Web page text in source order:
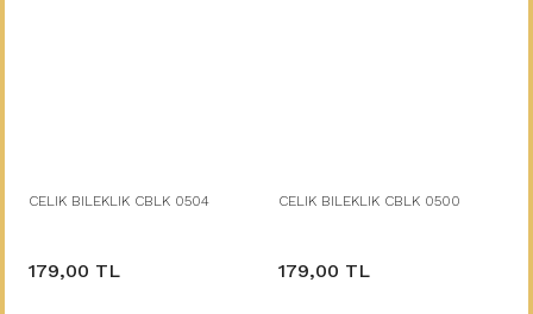
CELIK BILEKLIK CBLK 0504
179,00 TL
CELIK BILEKLIK CBLK 0500
179,00 TL